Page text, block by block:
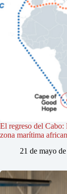
El regreso del Cabo:
zona marítima
21 de mayo